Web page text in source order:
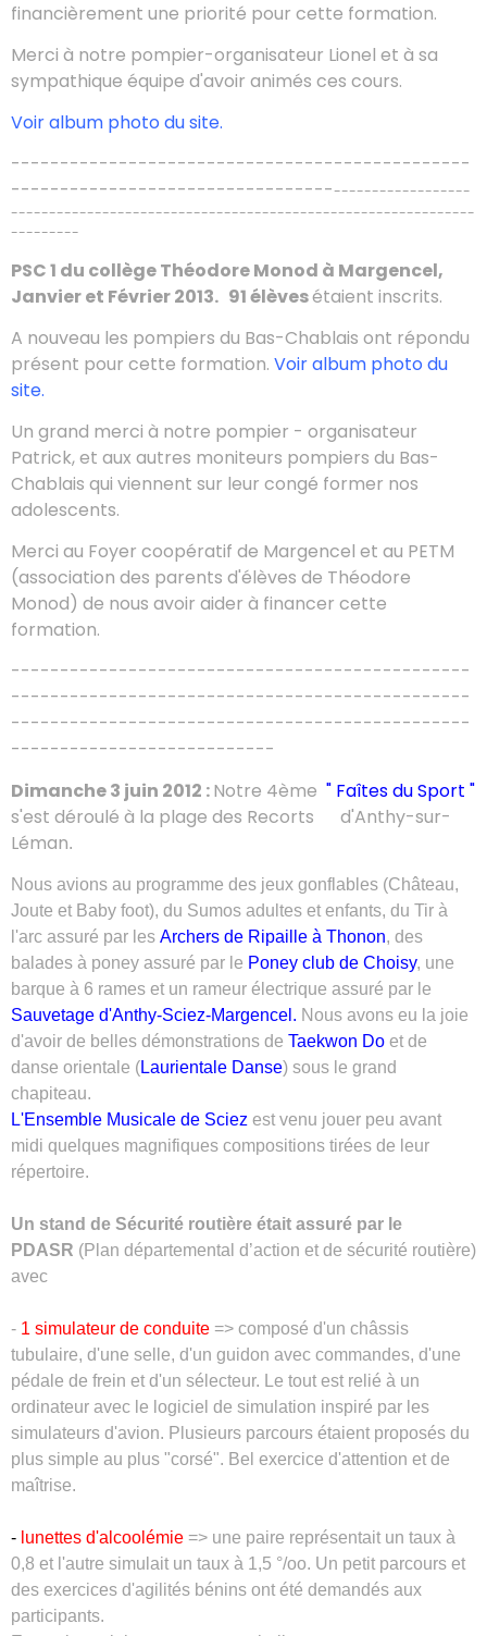
financièrement une priorité pour cette formation.
Merci à notre pompier-organisateur Lionel et à sa
sympathique équipe d'avoir animés ces cours.
Voir album photo du site.
-----------------------------------------------
---------------------------------------------------
-------------------------------------------------------------
---------
PSC 1 du collège Théodore Monod à Margencel,
Janvier et Février 2013. 91 élèvesétaient inscrits.
A nouveau les pompiers du Bas-Chablais ont répondu
présent pour cette formation. Voir album photo du
site.
Un grand merci à notre pompier - organisateur
Patrick, et aux autres moniteurs pompiers du Bas-
Chablais qui viennent sur leur congé former nos
adolescents.
Merci au Foyer coopératif de Margencel et au PETM
(association des parents d'élèves de Théodore
Monod) de nous avoir aider à financer cette
formation.
-----------------------------------------------
-----------------------------------------------
-----------------------------------------------
---------------------------
Dimanche 3 juin 2012 :Notre 4ème " Faîtes du Sport "
s'est déroulé à la plage des Recorts d'Anthy-sur-
Léman.
Nous avions au programme des jeux gonflables (Château,
Joute et Baby foot), du Sumos adultes et enfants, du Tir à
l'arc assuré par les Archers de Ripaille à Thonon, des
balades à poney assuré par le Poney club de Choisy, une
barque à 6 rames et un rameur électrique assuré par le
Sauvetage d'Anthy-Sciez-Margencel. Nous avons eu la joie
d'avoir de belles démonstrations de Taekwon Do et de
danse orientale (Laurientale Danse) sous le grand
chapiteau.
L'Ensemble Musicale de Sciez est venu jouer peu avant
midi quelques magnifiques compositions tirées de leur
répertoire.
Un stand de Sécurité routière était assuré par le
PDASR (Plan départemental d’action et de sécurité routière)
avec
- 1 simulateur de conduite => composé d'un châssis
tubulaire, d'une selle, d'un guidon avec commandes, d'une
pédale de frein et d'un sélecteur. Le tout est relié à un
ordinateur avec le logiciel de simulation inspiré par les
simulateurs d'avion. Plusieurs parcours étaient proposés du
plus simple au plus "corsé". Bel exercice d'attention et de
maîtrise.
- lunettes d'alcoolémie => une paire représentait un taux à
0,8 et l'autre simulait un taux à 1,5 °/oo. Un petit parcours et
des exercices d'agilités bénins ont été demandés aux
participants.